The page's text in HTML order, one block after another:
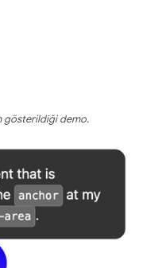
gösterildiği demo.